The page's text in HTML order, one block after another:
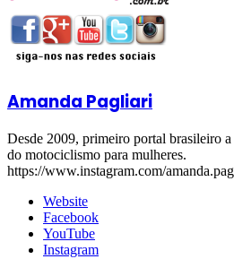
Amanda Pagliari
Desde 2009, primeiro portal brasileiro
do motociclismo para mulheres.
https://www.instagram.com/
Website
Facebook
YouTube
Instagram